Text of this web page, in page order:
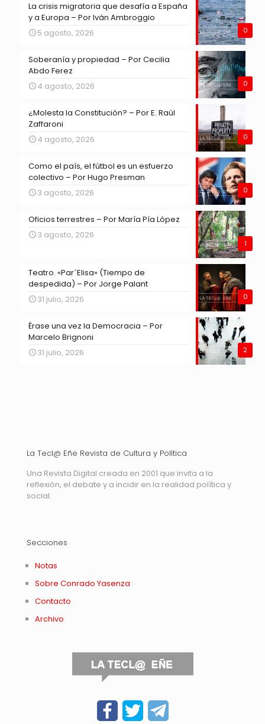
0
La crisis migratoria que desafía a España
y a Europa – Por Iván Ambroggio
5 agosto, 2026
0
Soberanía y propiedad – Por Cecilia
Abdo Ferez
4 agosto, 2026
0
¿Molesta la Constitución? – Por E. Raúl
Zaffaroni
4 agosto, 2026
0
Como el país, el fútbol es un esfuerzo
colectivo – Por Hugo Presman
3 agosto, 2026
1
Oficios terrestres – Por María Pía López
3 agosto, 2026
0
Teatro. «Par´Elisa» (Tiempo de
despedida) – Por Jorge Palant
31 julio, 2026
2
Érase una vez la Democracia – Por
Marcelo Brignoni
31 julio, 2026
La Tecl@ Eñe Revista de Cultura y Política
Una Revista Digital creada en 2001 que invita a la
reflexión, el debate y a incidir en la realidad política y
social.
Secciones
Notas
Sobre Conrado Yasenza
Contacto
Archivo